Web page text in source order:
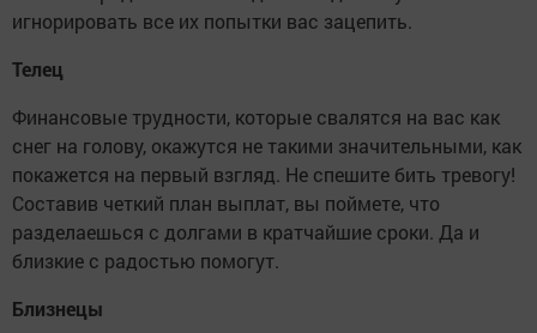
игнорировать все их попытки вас зацепить.
Телец
Финансовые трудности, которые свалятся на вас как
снег на голову, окажутся не такими значительными, как
покажется на первый взгляд. Не спешите бить тревогу!
Составив четкий план выплат, вы поймете, что
разделаешься с долгами в кратчайшие сроки. Да и
близкие с радостью помогут.
Близнецы